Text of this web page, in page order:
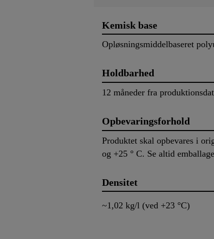
Kemisk base
Opløsningsmiddelbaseret
Holdbarhed
12 måneder fra
Opbevaringsforhold
Produktet skal opbevares i
og +25 ° C. Se altid
Densitet
~1,02 kg/l (ved +23 °C)